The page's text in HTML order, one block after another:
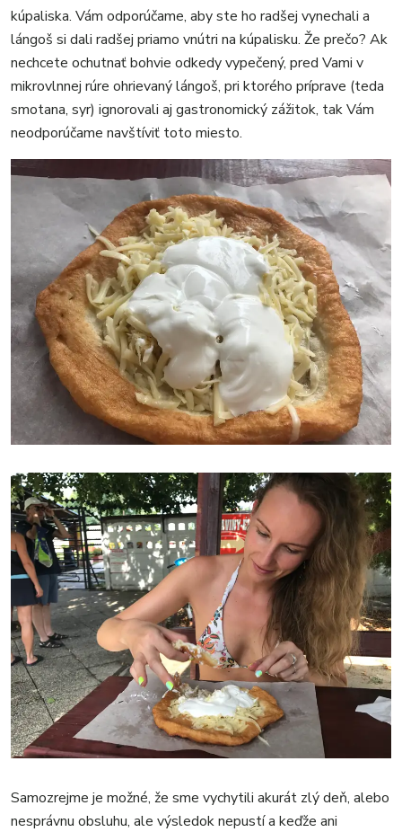
KULTÚRA
FOTKY
VIDEO
MIX
kúpaliska. Vám odporúčame, aby ste ho radšej vynechali a
lángoš si dali radšej priamo vnútri na kúpalisku. Že prečo? Ak
nechcete ochutnať bohvie odkedy vypečený, pred Vami v
mikrovlnnej rúre ohrievaný lángoš, pri ktorého príprave (teda
smotana, syr) ignorovali aj gastronomický zážitok, tak Vám
neodporúčame navštíviť toto miesto.
Samozrejme je možné, že sme vychytili akurát zlý deň, alebo
nesprávnu obsluhu, ale výsledok nepustí a keďže ani